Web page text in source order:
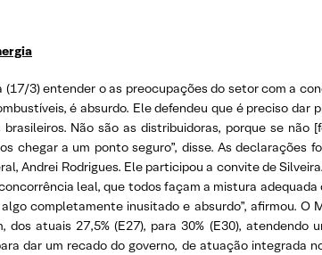
3) entender o as preocupações do setor com a
é absurdo. Ele defendeu que é preciso dar
Não são as distribuidoras, porque se não
chegar a um ponto seguro”, disse. As declarações
Andrei Rodrigues. Ele participou a convite de
leal, que todos façam a mistura
completamente inusitado e absurdo”, afirmou. O
atuais 27,5% (E27), para 30% (E30), atendendo
dar um recado do governo, de atuação integrada